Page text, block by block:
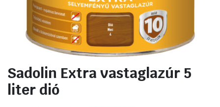
Sadolin Extra vastaglazúr 5
liter dió